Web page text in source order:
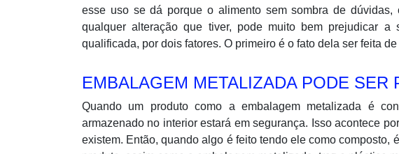
esse uso se dá porque o alimento sem sombra de
qualquer alteração que tiver, pode muito bem prejudicar
qualificada, por dois fatores. O primeiro é o fato dela ser feita
EMBALAGEM METALIZADA PODE SER
Quando um produto como a embalagem metalizada é
armazenado no interior estará em segurança. Isso acontece
existem. Então, quando algo é feito tendo ele como